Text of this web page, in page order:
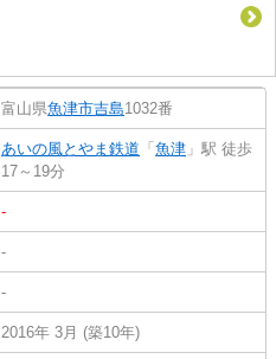
富山県魚津市吉島1032番
あいの風とやま鉄道 「 魚津 」駅 徒歩
17～19分
-
-
-
2016年 3月 (築10年)